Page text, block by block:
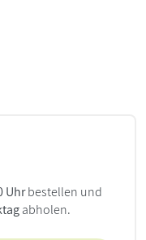
Uhrbestellen und
abholen.